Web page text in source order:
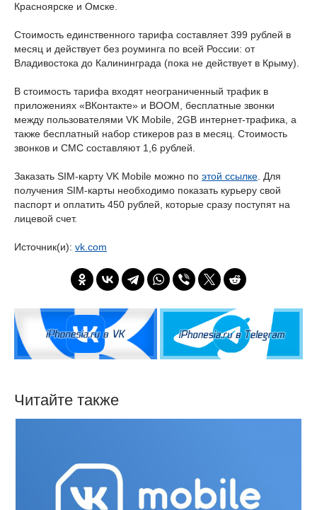
Красноярске и Омске.
Стоимость единственного тарифа составляет 399 рублей в
месяц и действует без роуминга по всей России: от
Владивостока до Калининграда (пока не действует в Крыму).
В стоимость тарифа входят неограниченный трафик в
приложениях «ВКонтакте» и BOOM, бесплатные звонки
между пользователями VK Mobile, 2GB интернет-трафика, а
также бесплатный набор стикеров раз в месяц. Стоимость
звонков и СМС составляют 1,6 рублей.
Заказать SIM-карту VK Mobile можно по этой ссылке . Для
получения SIM-карты необходимо показать курьеру свой
паспорт и оплатить 450 рублей, которые сразу поступят на
лицевой счет.
Источник(и): vk.com
Читайте также